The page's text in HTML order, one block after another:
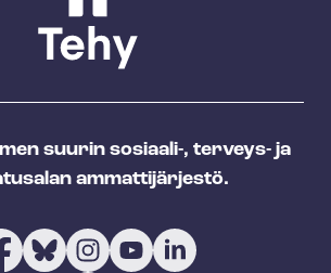
suurin sosiaali-, terveys- ja
ammattijärjestö.